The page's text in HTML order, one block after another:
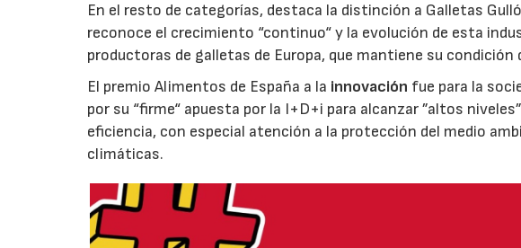
En el resto de categorías, destaca la distinción a Galletas
reconoce el crecimiento “continuo“ y la evolución de esta
productoras de galletas de Europa, que mantiene su condición
El premio Alimentos de España a la innovación fue para la
por su “firme“ apuesta por la I+D+i para alcanzar ”altos
eficiencia, con especial atención a la protección del medio
climáticas.